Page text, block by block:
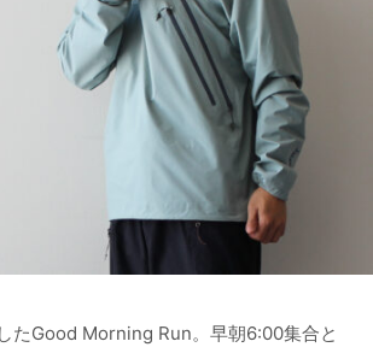
たGood Morning Run。早朝6:00集合と